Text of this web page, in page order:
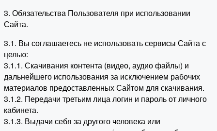
3. Обязательства Пользователя при использовании
Сайта.
3.1. Вы соглашаетесь не использовать сервисы Сайта с
целью:
3.1.1. Скачивания контента (видео, аудио файлы) и
дальнейшего использования за исключением рабочих
материалов предоставленных Сайтом для скачивания.
3.1.2. Передачи третьим лица логин и пароль от личного
кабинета.
3.1.3. Выдачи себя за другого человека или